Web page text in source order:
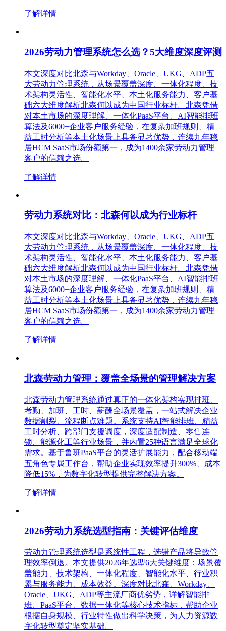
了解详情
2026劳动力管理系统怎么选？5大维度深度评测
本文深度对比北森与Workday、Oracle、UKG、ADP五
大劳动力管理系统，从场景覆盖深度、一体化程度、技
术架构灵活性、智能化水平、本土化服务能力、客户基
础六大维度解析北森何以成为中国行业标杆。北森凭借
对本土市场的深度理解、一体化PaaS平台、AI智能排班
算法及6000+企业客户服务经验，在复杂加班规则、精
益工时分析等本土化场景上具备显著优势，连续九年稳
居HCM SaaS市场份额第一，成为1400余家劳动力管理
客户的信赖之选。
了解详情
劳动力系统对比：北森何以成为行业标杆
本文深度对比北森与Workday、Oracle、UKG、ADP五
大劳动力管理系统，从场景覆盖深度、一体化程度、技
术架构灵活性、智能化水平、本土化服务能力、客户基
础六大维度解析北森何以成为中国行业标杆。北森凭借
对本土市场的深度理解、一体化PaaS平台、AI智能排班
算法及6000+企业客户服务经验，在复杂加班规则、精
益工时分析等本土化场景上具备显著优势，连续九年稳
居HCM SaaS市场份额第一，成为1400余家劳动力管理
客户的信赖之选。
了解详情
北森劳动力管理：覆盖全场景的管理解决方案
北森劳动力管理系统通过真正的一体化架构实现排班、
考勤、加班、工时、薪酬全场景覆盖，一站式解决企业
数据割裂、流程断点难题。系统支持AI智能排班、精益
工时分析、跨部门支援调度，深度适配制造、零售连
锁、能源化工等行业场景，并内置25种语言满足全球化
需求。基于鲁班PaaS平台的灵活扩展能力，配合移动端
五角色专属工作台，帮助企业实现效率提升300%、成本
降低15%，为数字化转型提供完整解决方案。
了解详情
2026劳动力系统选型指南：关键评估维度
劳动力管理系统选型是系统性工程，选错产品将导致管
理效率倒退。本文提供2026年选型6大关键维度：场景覆
盖能力、技术架构、一体化程度、智能化水平、行业积
累与服务能力、成本效益。深度对比北森、Workday、
Oracle、UKG、ADP等主流厂商优劣势，详解智能排
班、PaaS平台、数据一体化等核心技术指标，帮助企业
根据自身规模、行业特性做出科学决策，为人力资源数
字化转型奠定坚实基础。